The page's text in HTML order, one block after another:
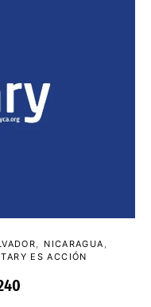
NICARAGUA
ES ACCIÓN